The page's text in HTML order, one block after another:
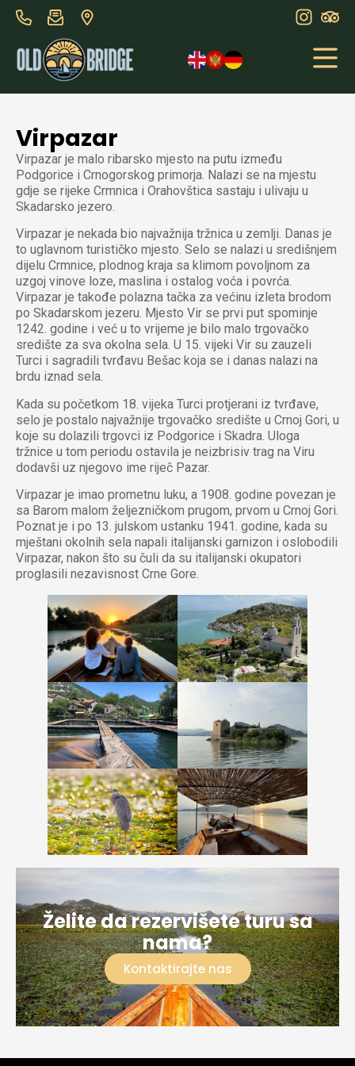
Virpazar
Virpazar je malo ribarsko mjesto na putu između
Podgorice i Crnogorskog primorja. Nalazi se na mjestu
gdje se rijeke Crmnica i Orahovštica sastaju i ulivaju u
Skadarsko jezero.
Virpazar je nekada bio najvažnija tržnica u zemlji. Danas je
to uglavnom turističko mjesto. Selo se nalazi u središnjem
dijelu Crmnice, plodnog kraja sa klimom povoljnom za
uzgoj vinove loze, maslina i ostalog voća i povrća.
Virpazar je takođe polazna tačka za većinu izleta brodom
po Skadarskom jezeru. Mjesto Vir se prvi put spominje
1242. godine i već u to vrijeme je bilo malo trgovačko
središte za sva okolna sela. U 15. vijeki Vir su zauzeli
Turci i sagradili tvrđavu Bešac koja se i danas nalazi na
brdu iznad sela.
Kada su početkom 18. vijeka Turci protjerani iz tvrđave,
selo je postalo najvažnije trgovačko središte u Crnoj Gori, u
koje su dolazili trgovci iz Podgorice i Skadra. Uloga
tržnice u tom periodu ostavila je neizbrisiv trag na Viru
dodavši uz njegovo ime riječ Pazar.
Virpazar je imao prometnu luku, a 1908. godine povezan je
sa Barom malom željezničkom prugom, prvom u Crnoj Gori.
Poznat je i po 13. julskom ustanku 1941. godine, kada su
mještani okolnih sela napali italijanski garnizon i oslobodili
Virpazar, nakon što su čuli da su italijanski okupatori
proglasili nezavisnost Crne Gore.
Želite da rezervišete turu sa
nama?
Kontaktirajte nas